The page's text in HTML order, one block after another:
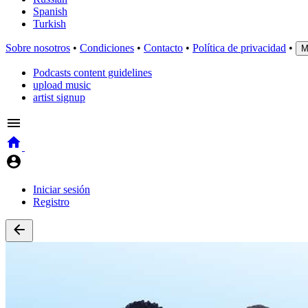
Spanish
Turkish
Sobre nosotros • Condiciones • Contacto • Política de privacidad •
Podcasts content guidelines
upload music
artist signup
Iniciar sesión
Registro